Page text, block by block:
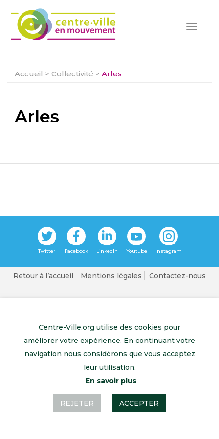
Toggle
Accueil > Collectivité > Arles
Arles
Retour à l’accueil Mentions légales Contactez-nous
Centre-Ville.org utilise des cookies pour
améliorer votre expérience. En continuant votre
navigation nous considérons que vous acceptez
leur utilisation.
En savoir plus
REJETER ACCEPTER